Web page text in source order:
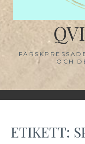
OCH
ETIKETT: